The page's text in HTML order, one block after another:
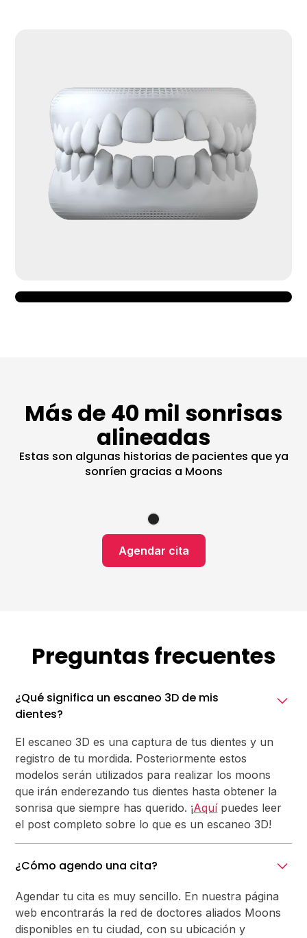
Más de 40 mil sonrisas
alineadas
Estas son algunas historias de pacientes que ya
sonríen gracias a Moons
Agendar cita
Preguntas frecuentes
¿Qué significa un escaneo 3D de mis
dientes?
El escaneo 3D es una captura de tus dientes y un
registro de tu mordida. Posteriormente estos
modelos serán utilizados para realizar los moons
que irán enderezando tus dientes hasta obtener la
sonrisa que siempre has querido. ¡Aquípuedes leer
el post completo sobre lo que es un escaneo 3D!
¿Cómo agendo una cita?
Agendar tu cita es muy sencillo. En nuestra página
web encontrarás la red de doctores aliados Moons
disponibles en tu ciudad, con su ubicación y